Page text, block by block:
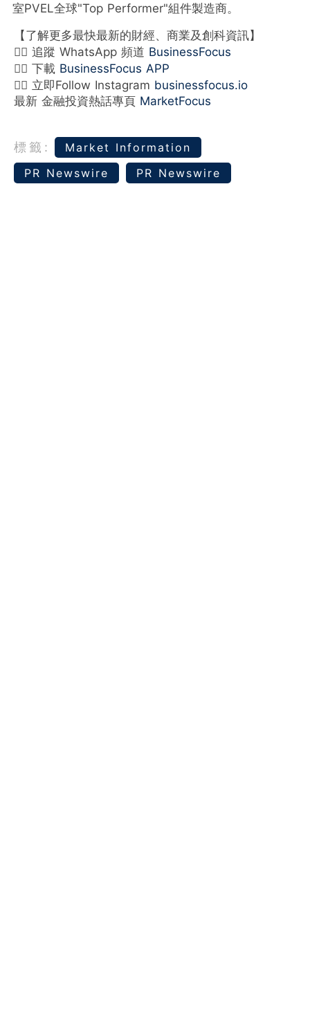
室PVEL全球"Top Performer"組件製造商。
【了解更多最快最新的財經、商業及創科資訊】
👉🏻 追蹤 WhatsApp 頻道 BusinessFocus
👉🏻 下載 BusinessFocus APP
👉🏻 立即Follow Instagram businessfocus.io
最新 金融投資熱話專頁 MarketFocus
標籤:
Market Information
PR Newswire
PR Newswire